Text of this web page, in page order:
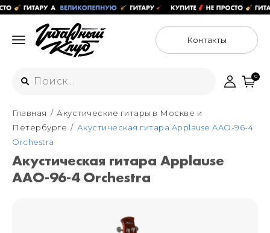
Контакты
Интернет-магазин
+7 (925) 125-54-44
+7 (925) 176-55-65
ул. Большая Новодмитровская 36с15,
Санкт-Петербург
0
Главная
Акустические гитары в Москве и
Петербурге
Акустическая гитара Applause AAO-96-4
Orchestra
Акустическая гитара Applause
AAO-96-4 Orchestra